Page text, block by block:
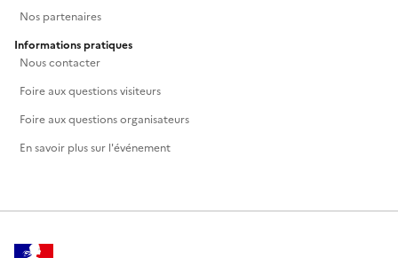
Nos partenaires
Informations pratiques
Nous contacter
Foire aux questions visiteurs
Foire aux questions organisateurs
En savoir plus sur l'événement